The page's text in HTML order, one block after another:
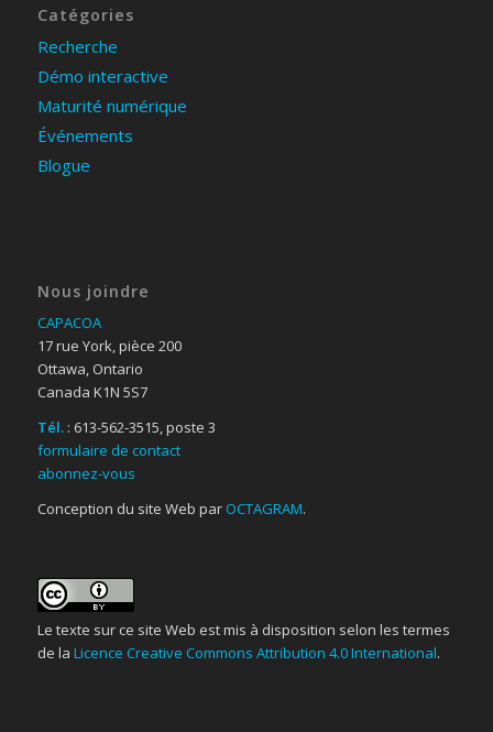
Catégories
Recherche
Démo interactive
Maturité numérique
Événements
Blogue
Nous joindre
CAPACOA
17 rue York, pièce 200
Ottawa, Ontario
Canada K1N 5S7
Tél. : 613-562-3515, poste 3
formulaire de contact
abonnez-vous
Conception du site Web par OCTAGRAM.
Le texte sur ce site Web est mis à disposition selon les termes
de la Licence Creative Commons Attribution 4.0 International.